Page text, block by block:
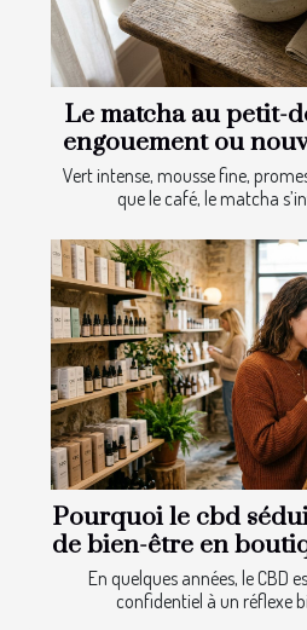
Le matcha au petit-
engouement ou
Vert intense, mousse fine,
que le café, le matcha
Pourquoi le cbd
de bien-être en
En quelques années, le CBD
confidentiel à un réflexe